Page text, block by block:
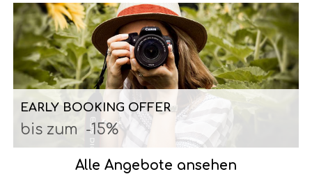
EARLY BOOKING OFFER
bis zum -15%
Alle Angebote ansehen